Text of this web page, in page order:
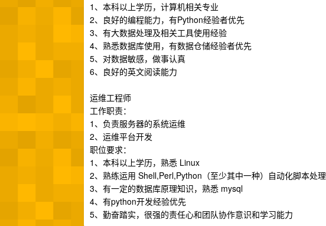
1、本科以上学历，计算机相关专业
2、良好的编程能力，有Python经验者优先
3、有大数据处理及相关工具使用经验
4、熟悉数据库使用，有数据仓储经验者优先
5、对数据敏感，做事认真
6、良好的英文阅读能力
运维工程师
工作职责：
1、负责服务器的系统运维
2、运维平台开发
职位要求：
1、本科以上学历，熟悉 Linux
2、熟练运用 Shell,Perl,Python（至少其中一种）自动化脚本处理
3、有一定的数据库原理知识，熟悉 mysql
4、有python开发经验优先
5、勤奋踏实，很强的责任心和团队协作意识和学习能力